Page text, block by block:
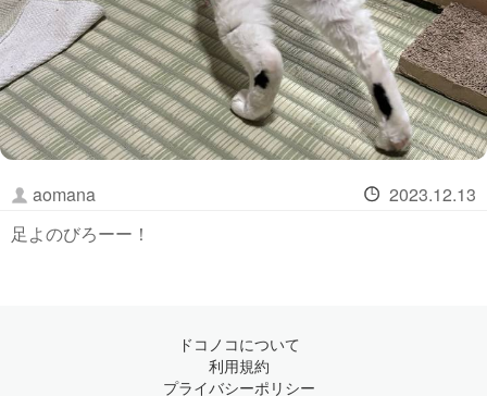
aomana
2023.12.13
足よのびろーー！
ドコノコについて
利用規約
プライバシーポリシー